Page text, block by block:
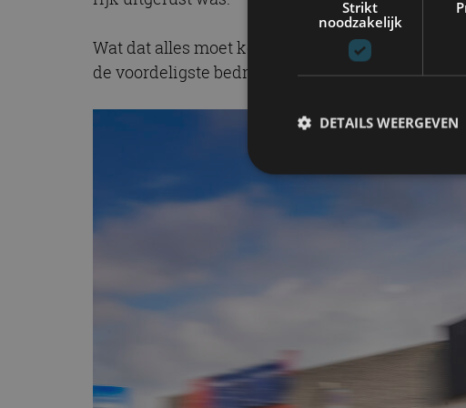
Wat dat alles moet kosten? De vanafprijs in
de voordeligste bedrijfsauto van Nederland.
Strikt
noodzakelijk
DETAILS WEERGEVEN
Strikt noodzakelijke cookies
accountbeheer. De website kan
Inc.